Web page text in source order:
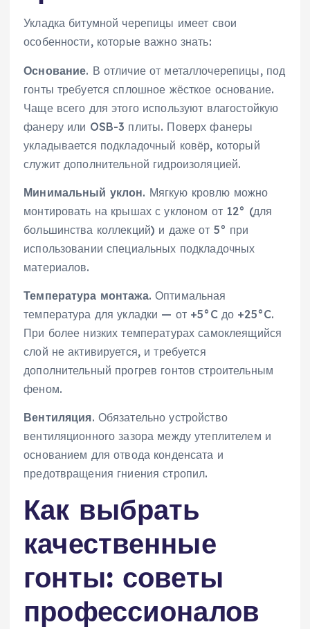
Укладка битумной черепицы имеет свои
особенности, которые важно знать:
Основание. В отличие от металлочерепицы, под
гонты требуется сплошное жёсткое основание.
Чаще всего для этого используют влагостойкую
фанеру или OSB-3 плиты. Поверх фанеры
укладывается подкладочный ковёр, который
служит дополнительной гидроизоляцией.
Минимальный уклон. Мягкую кровлю можно
монтировать на крышах с уклоном от 12° (для
большинства коллекций) и даже от 5° при
использовании специальных подкладочных
материалов.
Температура монтажа. Оптимальная
температура для укладки — от +5°C до +25°C.
При более низких температурах самоклеящийся
слой не активируется, и требуется
дополнительный прогрев гонтов строительным
феном.
Вентиляция. Обязательно устройство
вентиляционного зазора между утеплителем и
основанием для отвода конденсата и
предотвращения гниения стропил.
Как выбрать
качественные
гонты: советы
профессионалов